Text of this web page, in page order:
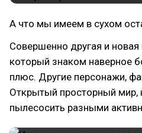
А что мы имеем в сухом
Совершенно другая и новая
который знаком наверное
плюс. Другие персонажи,
Открытый просторный
пылесосить разными